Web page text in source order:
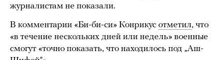
журналистам не показали.
В комментарии «Би-би-си» Конрикус отметил, что
«в течение нескольких дней или недель» военные
смогут «точно показать, что находилось под „Аш-